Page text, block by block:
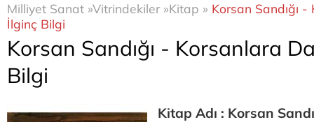
Milliyet Sanat »Vitrindekiler »Kitap » Korsan Sandığı
İlginç Bilgi
Korsan Sandığı - Korsanlara
Bilgi
Kitap Adı : Korsan